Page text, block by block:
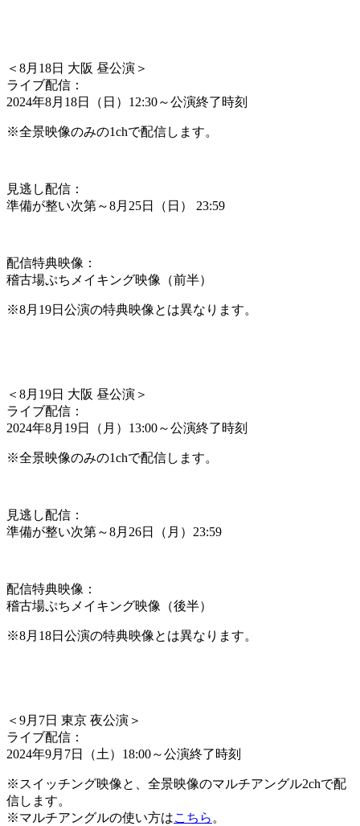
＜ 8月18日 大阪 昼公演 ＞
ライブ配信：
2024年8月18日（日）12:30～公演終了時刻
※全景映像のみの1chで配信します。
見逃し配信：
準備が整い次第～8月25日（日） 23:59
配信特典映像：
稽古場ぷちメイキング映像（前半）
※8月19日公演の特典映像とは異なります。
＜ 8月19日 大阪 昼公演 ＞
ライブ配信：
2024年8月19日（月）13:00～公演終了時刻
※全景映像のみの1chで配信します。
見逃し配信：
準備が整い次第～8月26日（月）23:59
配信特典映像：
稽古場ぷちメイキング映像（後半）
※8月18日公演の特典映像とは異なります。
＜ 9月7日 東京 夜公演 ＞
ライブ配信：
2024年9月7日（土）18:00～公演終了時刻
※スイッチング映像と、全景映像のマルチアングル2chで配
信します。
※マルチアングルの使い方はこちら 。